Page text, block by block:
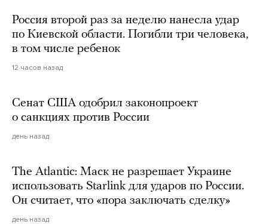
Россия второй раз за неделю нанесла удар
по Киевской области. Погибли три человека,
в том числе ребенок
12 часов назад
Сенат США одобрил законопроект
о санкциях против России
день назад
The Atlantic: Маск не разрешает Украине
использовать Starlink для ударов по России.
Он считает, что «пора заключать сделку»
день назад